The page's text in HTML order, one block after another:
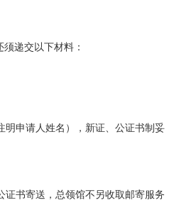
递交以下材料：
明申请人姓名），新证、公证书制妥
证书寄送，总领馆不另收取邮寄服务